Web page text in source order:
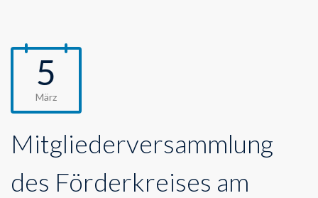
5
März
Mitgliederversammlung
des Förderkreises am